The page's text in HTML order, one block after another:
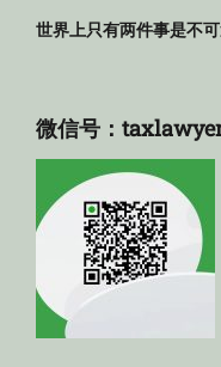
世界上只有两件事是不
微信号：